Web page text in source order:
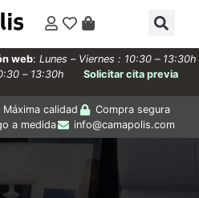
web: Lunes – Viernes : 10:30 – 13:30h
– 13:30h
Solicitar cita previa
Máxima calidad
Compra segura
a medida info@camapolis.com